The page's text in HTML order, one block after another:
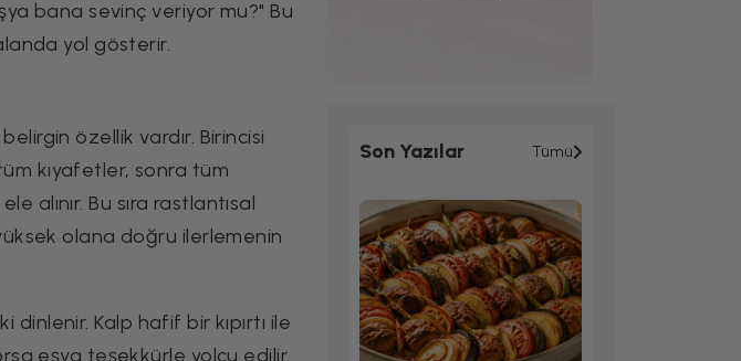
bana sevinç veriyor mu?" Bu
yol gösterir.
özellik vardır. Birincisi
kıyafetler, sonra tüm
alınır. Bu sıra rastlantısal
olana doğru ilerlemenin
Kalp hafif bir kıpırtı ile
eşya teşekkürle yolcu edilir.
Son Yazılar Tümü